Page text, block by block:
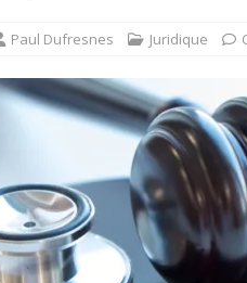
Paul Dufresnes Juridique